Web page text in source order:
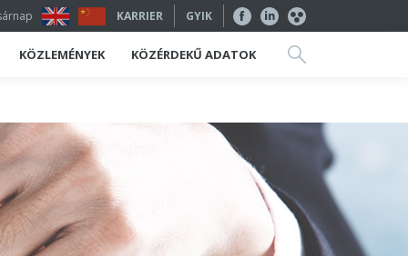
KARRIER GYIK
KÖZLEMÉNYEK KÖZÉRDEKŰ ADATOK